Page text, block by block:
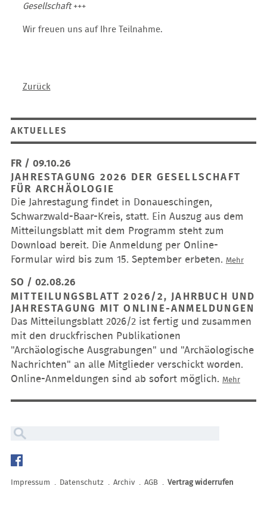
Gesellschaft+++
Wir freuen uns auf Ihre Teilnahme.
Zurück
AKTUELLES
FR / 09.10.26
JAHRESTAGUNG 2026 DER GESELLSCHAFT
FÜR ARCHÄOLOGIE
Die Jahrestagung findet in Donaueschingen,
Schwarzwald-Baar-Kreis, statt. Ein Auszug aus dem
Mitteilungsblatt mit dem Programm steht zum
Download bereit. Die Anmeldung per Online-
Formular wird bis zum 15. September erbeten. Mehr
SO / 02.08.26
MITTEILUNGSBLATT 2026/2, JAHRBUCH UND
JAHRESTAGUNG MIT ONLINE-ANMELDUNGEN
Das Mitteilungsblatt 2026/2 ist fertig und zusammen
mit den druckfrischen Publikationen
"Archäologische Ausgrabungen" und "Archäologische
Nachrichten" an alle Mitglieder verschickt worden.
Online-Anmeldungen sind ab sofort möglich. Mehr
Navigation
überspringen
Impressum Datenschutz Archiv AGB Vertrag widerrufen